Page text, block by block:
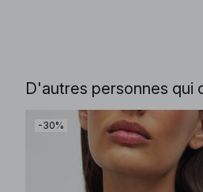
D'autres personnes qui
-30%